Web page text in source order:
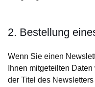
2. Bestellung
Wenn Sie einen
Ihnen mitgeteilten
der Titel des